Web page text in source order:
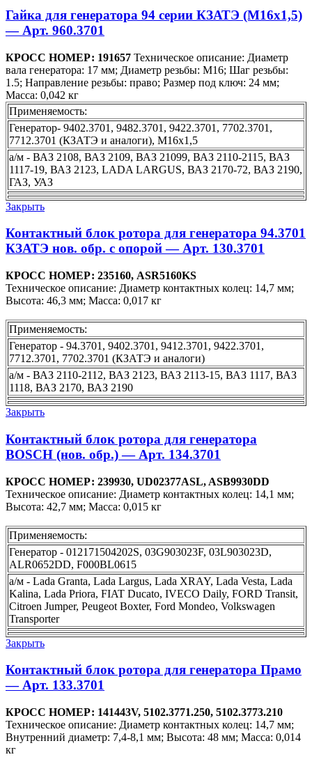
Гайка для генератора 94 серии КЗАТЭ (М16х1,5)
— Арт. 960.3701
КРОСС НОМЕР: 191657 Техническое описание: Диаметр
вала генератора: 17 мм; Диаметр резьбы: М16; Шаг резьбы:
1.5; Направление резьбы: право; Размер под ключ: 24 мм;
Масса: 0,042 кг
Применяемость:
Генератор- 9402.3701, 9482.3701, 9422.3701, 7702.3701,
7712.3701 (КЗАТЭ и аналоги), М16х1,5
а/м - ВАЗ 2108, ВАЗ 2109, ВАЗ 21099, ВАЗ 2110-2115, ВАЗ
1117-19, ВАЗ 2123, LADA LARGUS, ВАЗ 2170-72, ВАЗ 2190,
ГАЗ, УАЗ
Закрыть
Контактный блок ротора для генератора 94.3701
КЗАТЭ нов. обр. с опорой — Арт. 130.3701
КРОСС НОМЕР: 235160, ASR5160KS
Техническое описание: Диаметр контактных колец: 14,7 мм;
Высота: 46,3 мм; Масса: 0,017 кг
Применяемость:
Генератор - 94.3701, 9402.3701, 9412.3701, 9422.3701,
7712.3701, 7702.3701 (КЗАТЭ и аналоги)
а/м - ВАЗ 2110-2112, ВАЗ 2123, ВАЗ 2113-15, ВАЗ 1117, ВАЗ
1118, ВАЗ 2170, ВАЗ 2190
Закрыть
Контактный блок ротора для генератора
BOSCH (нов. обр.) — Арт. 134.3701
КРОСС НОМЕР: 239930, UD02377ASL, ASB9930DD
Техническое описание: Диаметр контактных колец: 14,1 мм;
Высота: 42,7 мм; Масса: 0,015 кг
Применяемость:
Генератор - 012171504202S, 03G903023F, 03L903023D,
ALR0652DD, F000BL0615
а/м - Lada Granta, Lada Largus, Lada XRAY, Lada Vesta, Lada
Kalina, Lada Priora, FIAT Ducato, IVECO Daily, FORD Transit,
Citroen Jumper, Peugeot Boxter, Ford Mondeo, Volkswagen
Transporter
Закрыть
Контактный блок ротора для генератора Прамо
— Арт. 133.3701
КРОСС НОМЕР: 141443V, 5102.3771.250, 5102.3773.210
Техническое описание: Диаметр контактных колец: 14,7 мм;
Внутренний диаметр: 7,4-8,1 мм; Высота: 48 мм; Масса: 0,014
кг